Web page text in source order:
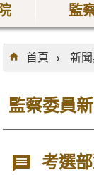
監
:::
首頁
新
監察委員
考選